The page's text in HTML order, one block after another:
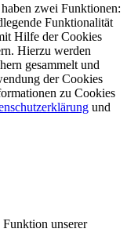
zwei Funktionen:
Funktionalität
Hilfe der Cookies
Hierzu werden
gesammelt und
der Cookies
zu Cookies
und
unserer